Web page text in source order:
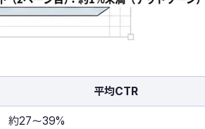
平均CTR
約27〜39%